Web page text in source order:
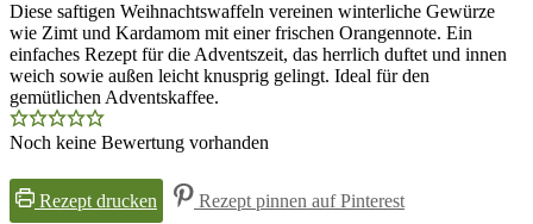
Diese saftigen Weihnachtswaffeln vereinen winterliche Gewürze
wie Zimt und Kardamom mit einer frischen Orangennote. Ein
einfaches Rezept für die Adventszeit, das herrlich duftet und innen
weich sowie außen leicht knusprig gelingt. Ideal für den
gemütlichen Adventskaffee.
Noch keine Bewertung vorhanden
Rezept drucken Rezept pinnen auf Pinterest